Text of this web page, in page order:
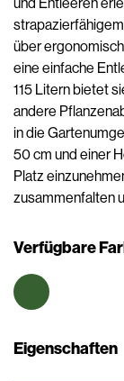
über
eine einfache
115 Litern bietet
andere
in die
50 cm und einer
Platz
zusammenfalten
Verfügbare
Eigenschaften